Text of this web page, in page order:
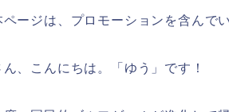
ページは、プロモーションを含んで
ん、こんにちは。「ゆう」です！